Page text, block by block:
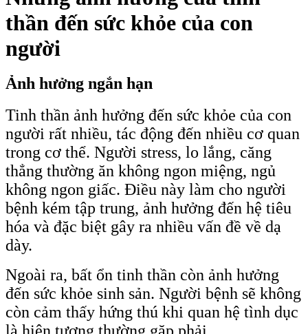
thần đến sức khỏe của con
người
Ảnh hưởng ngắn hạn
Tinh thần ảnh hưởng đến sức khỏe của con
người rất nhiều, tác động đến nhiều cơ quan
trong cơ thể. Người stress, lo lắng, căng
thẳng thường ăn không ngon miệng, ngủ
không ngon giấc. Điều này làm cho người
bệnh kém tập trung, ảnh hưởng đến hệ tiêu
hóa và đặc biệt gây ra nhiều vấn đề về dạ
dày.
Ngoài ra, bất ổn tinh thần còn ảnh hưởng
đến sức khỏe sinh sản. Người bệnh sẽ không
còn cảm thấy hứng thú khi quan hệ tình dục